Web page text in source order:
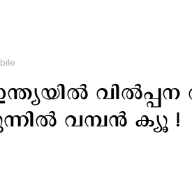
വില്‍പ്പന
വമ്പന്‍ ക്യൂ !